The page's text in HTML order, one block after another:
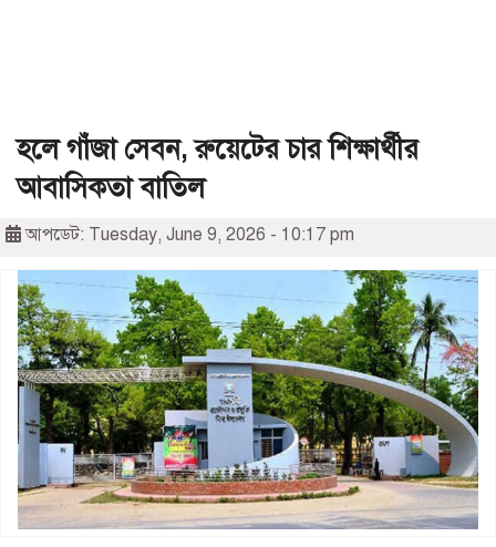
হলে গাঁজা সেবন, রুয়েটের চার শিক্ষার্থীর
আবাসিকতা বাতিল
আপডেট: Tuesday, June 9, 2026 - 10:17 pm